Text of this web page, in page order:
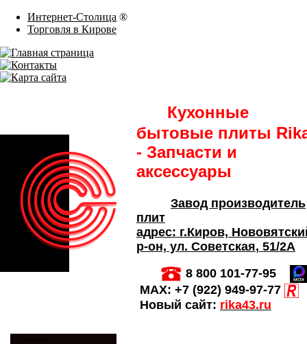
Интернет-Столица ®
Торговля в Кирове
Кухонные
бытовые плиты
- Запчасти и
аксессуары
Завод производитель
плит
адрес: г.Киров,
р-он, ул. Советская, 51/2А
8 800 101-77-95
MAX: +7 (922) 949-97-77
Новый сайт: rika43.ru